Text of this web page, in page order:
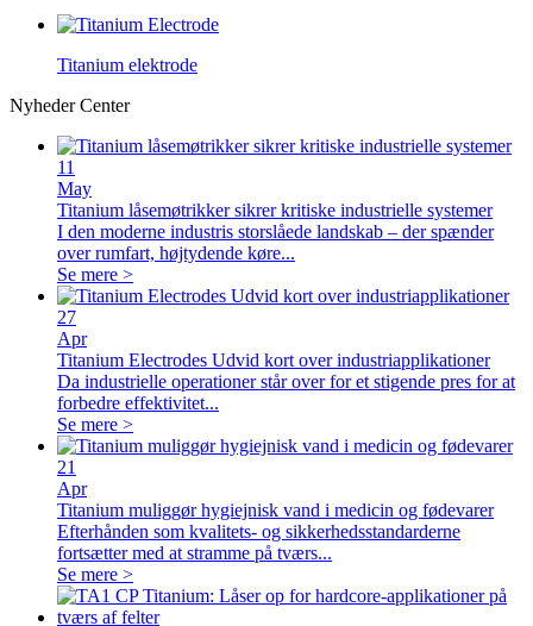
Titanium elektrode
Nyheder Center
11
May
Titanium låsemøtrikker sikrer kritiske industrielle systemer
I den moderne industris storslåede landskab – der spænder
over rumfart, højtydende køre...
Se mere >
27
Apr
Titanium Electrodes Udvid kort over industriapplikationer
Da industrielle operationer står over for et stigende pres for at
forbedre effektivitet...
Se mere >
21
Apr
Titanium muliggør hygiejnisk vand i medicin og fødevarer
Efterhånden som kvalitets- og sikkerhedsstandarderne
fortsætter med at stramme på tværs...
Se mere >